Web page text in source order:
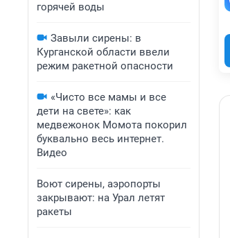
горячей воды
Завыли сирены: в
Курганской области ввели
режим ракетной опасности
«Чисто все мамы и все
дети на свете»: как
медвежонок Момота покорил
буквально весь интернет.
Видео
Воют сирены, аэропорты
закрывают: на Урал летят
ракеты